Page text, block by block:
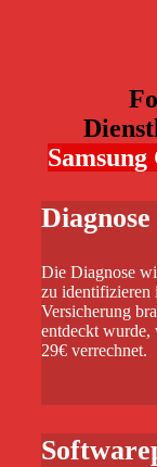
Die Diagnose
zu identifizieren
Versicherung
entdeckt wurde,
29€ verrechnet.